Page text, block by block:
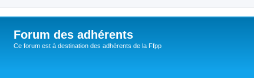
Forum des adhérents
Ce forum est à destination des adhérents de la Ffpp